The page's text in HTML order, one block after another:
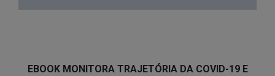
EBOOK MONITORA TRAJETÓRIA DA COVID-19 E